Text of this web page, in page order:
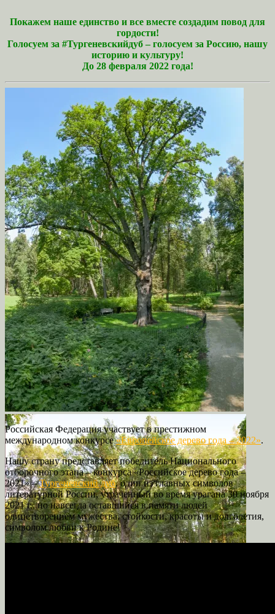
Покажем наше единство и все вместе создадим повод для
гордости!
Голосуем за #Тургеневскийдуб – голосуем за Россию, нашу
историю и культуру!
До 28 февраля 2022 года!
Российская Федерация участвует в престижном
международном конкурсе«Европейское дерево года – 2022».
Нашу страну представляет победитель Национального
отборочного этапа – конкурса «Российское дерево года –
2021» –Тургеневский дуб, один из главных символов
литературной России, утраченный во время урагана 30 ноября
2021 г., но навсегда оставшийся в памяти людей
олицетворением мужества, стойкости, красоты и долголетия,
символом любви к Родине!